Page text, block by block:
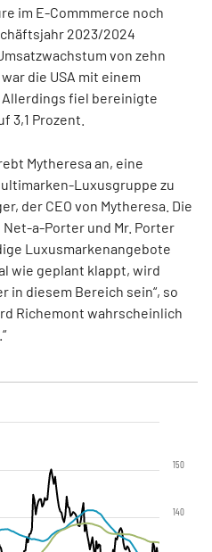
im E-Commmerce noch
2023/2024
von zehn
die USA mit einem
Allerdings fiel bereinigte
3,1 Prozent
Mytheresa an, eine
Luxusgruppe zu
der CEO von Mytheresa. Die
a-Porter und Mr. Porter
Luxusmarkenangebote
wie geplant klappt, wird
in diesem Bereich sein“, so
Richemont wahrscheinlich
140
150